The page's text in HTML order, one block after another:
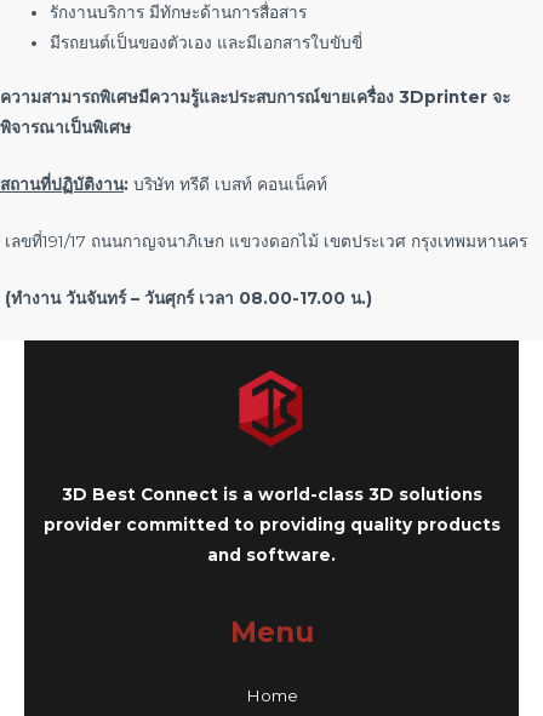
รักงานบริการ มีทักษะด้านการสื่อสาร
มีรถยนต์เป็นของตัวเอง และมีเอกสารใบขับขี่
ความสามารถพิเศษมีความรู้และประสบการณ์ขายเครื่อง 3Dprinter จะ
พิจารณาเป็นพิเศษ
สถานที่ปฏิบัติงาน: บริษัท ทรีดี เบสท์ คอนเน็คท์
เลขที่191/17 ถนนกาญจนาภิเษก แขวงดอกไม้ เขตประเวศ กรุงเทพมหานคร
(ทำงาน วันจันทร์– วันศุกร์ เวลา 08.00-17.00 น.)
3D Best Connect is a world-class 3D solutions
provider committed to providing quality products
and software.
Menu
Home